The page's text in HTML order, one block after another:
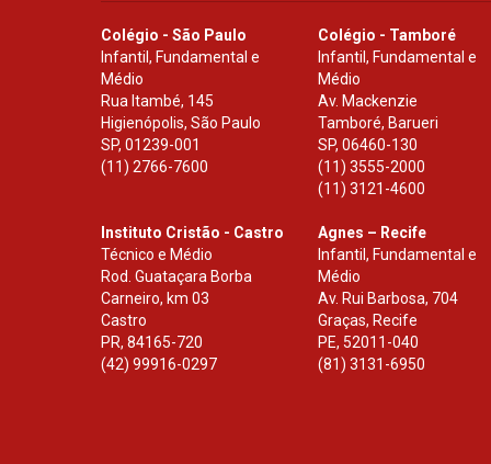
Colégio - São Paulo
Infantil, Fundamental e
Médio
Rua Itambé, 145
Higienópolis, São Paulo
SP, 01239-001
(11) 2766-7600
Colégio - Tamboré
Infantil, Fundamental e
Médio
Av. Mackenzie
Tamboré, Barueri
SP,06460-130
(11) 3555-2000
(11) 3121-4600
Instituto Cristão - Castro
Técnico e Médio
Rod. Guataçara Borba
Carneiro, km 03
Castro
PR, 84165-720
(42) 99916-0297
Agnes – Recife
Infantil, Fundamental e
Médio
Av. Rui Barbosa, 704
Graças, Recife
PE, 52011-040
(81) 3131-6950